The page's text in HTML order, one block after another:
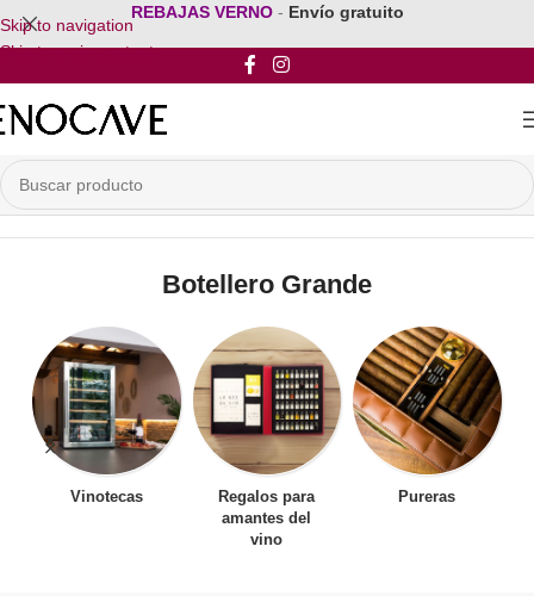
Skip to navigation
Skip to main content
REBAJAS VERNO - Envío gratuito
Inicio/Por Tipo de Botellero/Botellero Grande
Botellero Grande
Vinotecas
Regalos para
amantes del
vino
Pureras